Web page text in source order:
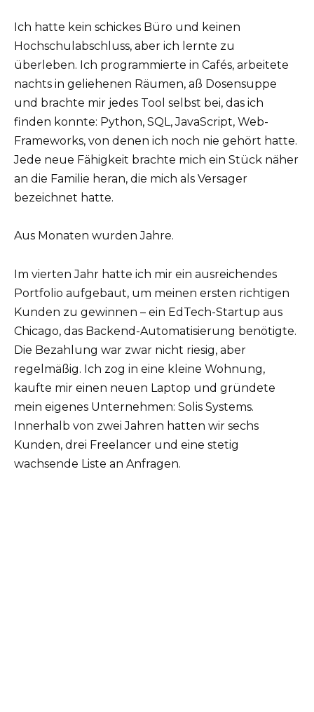
Ich hatte kein schickes Büro und keinen
Hochschulabschluss, aber ich lernte zu
überleben. Ich programmierte in Cafés, arbeitete
nachts in geliehenen Räumen, aß Dosensuppe
und brachte mir jedes Tool selbst bei, das ich
finden konnte: Python, SQL, JavaScript, Web-
Frameworks, von denen ich noch nie gehört hatte.
Jede neue Fähigkeit brachte mich ein Stück näher
an die Familie heran, die mich als Versager
bezeichnet hatte.
Aus Monaten wurden Jahre.
Im vierten Jahr hatte ich mir ein ausreichendes
Portfolio aufgebaut, um meinen ersten richtigen
Kunden zu gewinnen – ein EdTech-Startup aus
Chicago, das Backend-Automatisierung benötigte.
Die Bezahlung war zwar nicht riesig, aber
regelmäßig. Ich zog in eine kleine Wohnung,
kaufte mir einen neuen Laptop und gründete
mein eigenes Unternehmen: Solis Systems.
Innerhalb von zwei Jahren hatten wir sechs
Kunden, drei Freelancer und eine stetig
wachsende Liste an Anfragen.